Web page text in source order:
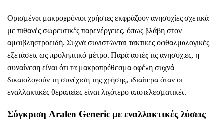
Ορισμένοι μακροχρόνιοι χρήστες εκφράζουν ανησυχίες σχετικά
με πιθανές σωρευτικές παρενέργειες, όπως βλάβη στον
αμφιβληστροειδή. Συχνά συνιστώνται τακτικές οφθαλμολογικές
εξετάσεις ως προληπτικό μέτρο. Παρά αυτές τις ανησυχίες, η
συναίνεση είναι ότι τα μακροπρόθεσμα οφέλη συχνά
δικαιολογούν τη συνέχιση της χρήσης, ιδιαίτερα όταν οι
εναλλακτικές θεραπείες είναι λιγότερο αποτελεσματικές.
Σύγκριση Aralen Generic με εναλλακτικές λύσεις